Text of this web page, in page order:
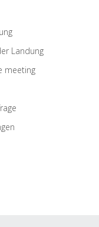
Landung
meeting